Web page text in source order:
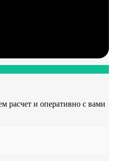
расчет и оперативно с вами